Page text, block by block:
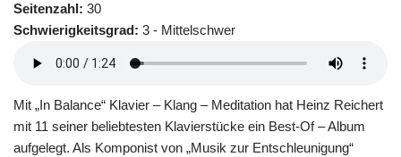
Seitenzahl: 30
Schwierigkeitsgrad: 3 - Mittelschwer
Mit „In Balance“ Klavier – Klang – Meditation hat Heinz Reichert
mit 11 seiner beliebtesten Klavierstücke ein Best-Of – Album
aufgelegt. Als Komponist von „Musik zur Entschleunigung“